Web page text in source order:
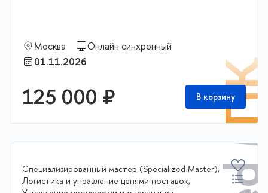
Москва
Онлайн синхронный
01.11.2026
125 000 ₽ В корзину
Специализированный мастер (Specialized Master),
Логистика и управление цепями поставок,